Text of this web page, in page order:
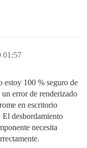
01:57
estoy 100 % seguro de
error de renderizado
en escritorio
desbordamiento
necesita